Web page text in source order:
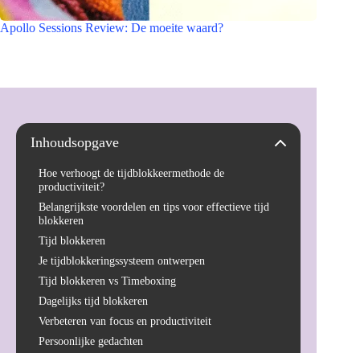
Apollo Sessions Review: De moeite waard?
Inhoudsopgave
Hoe verhoogt de tijdblokkeermethode de
productiviteit?
Belangrijkste voordelen en tips voor effectieve tijd
blokkeren
Tijd blokkeren
Je tijdblokkeringssysteem ontwerpen
Tijd blokkeren vs Timeboxing
Dagelijks tijd blokkeren
Verbeteren van focus en productiviteit
Persoonlijke gedachten